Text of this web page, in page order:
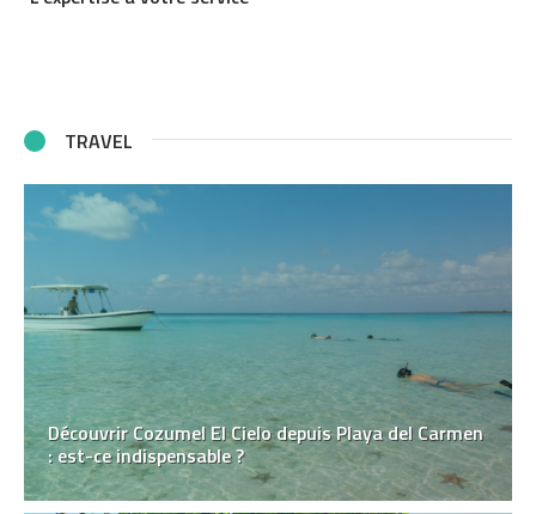
TRAVEL
Découvrir Cozumel El Cielo depuis Playa del Carmen
: est-ce indispensable ?